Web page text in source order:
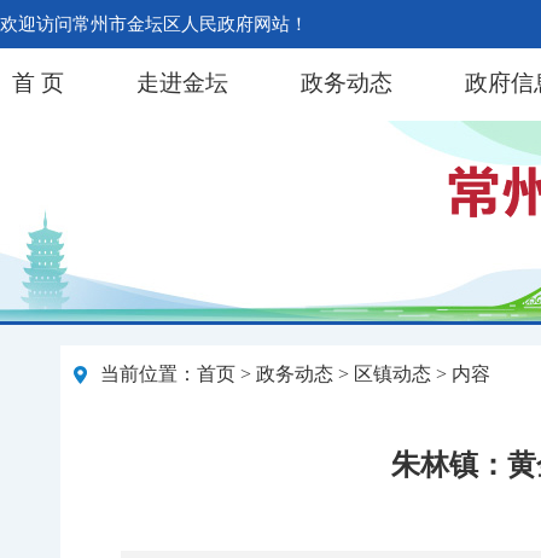
欢迎访问常州市金坛区人民政府网站！
首 页 走进金坛 政务动态 政府信
当前位置： 首页 > 政务动态 > 区镇动态 > 内容
朱林镇：